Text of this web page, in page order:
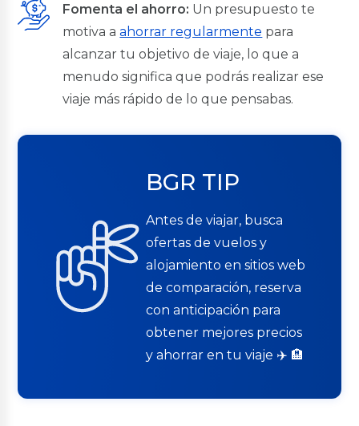
Seguros
Canjea tus Millas
Noticias
Fomenta el ahorro: Un presupuesto te
motiva aahorrar regularmente para
alcanzar tu objetivo de viaje, lo que a
menudo significa que podrás realizar ese
viaje más rápido de lo que pensabas.
BGR TIP
Antes de viajar, busca
ofertas de vuelos y
alojamiento en sitios web
de comparación, reserva
con anticipación para
obtener mejores precios
y ahorrar en tu viaje ✈️ 🏨